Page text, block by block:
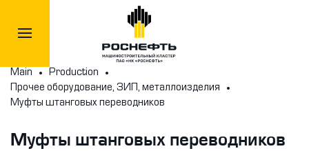
Main
Production
Прочее оборудование, ЗИП, металлоизделия
Муфты штанговых переводников
Муфты штанговых переводников